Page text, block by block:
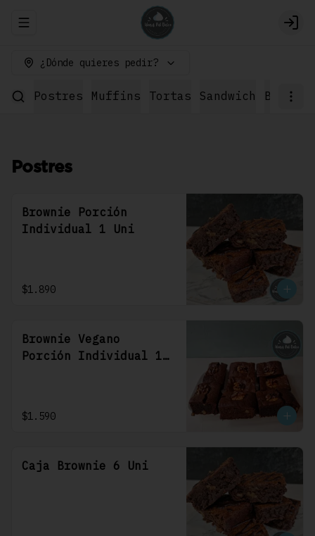
Abrir menu de navegación
¿Dónde quieres pedir?
Postres Muffins Tortas Sandwich
Postres
Brownie Porción
Individual 1 Uni
$1.890
Brownie Vegano
Porción Individual 1
$1.590
Caja Brownie 6 Uni